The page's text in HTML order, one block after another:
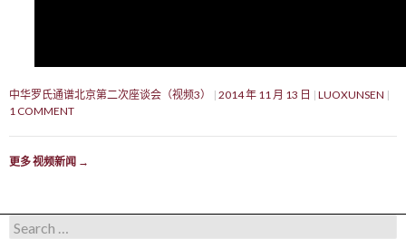
中华罗氏通谱北京第二次座谈会（视频3） 2014 年 11 月 13 日
LUOXUNSEN
1 COMMENT
更多 视频新闻 →
Search for: